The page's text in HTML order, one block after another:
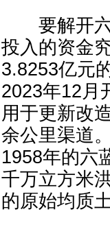
要解开六
投入的资金
3.8253亿元
2023年12月
用于更新改
余公里渠道
1958年的六
千万立方米
的原始均质土